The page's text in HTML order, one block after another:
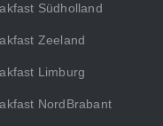
Südholland
Zeeland
Limburg
NordBrabant